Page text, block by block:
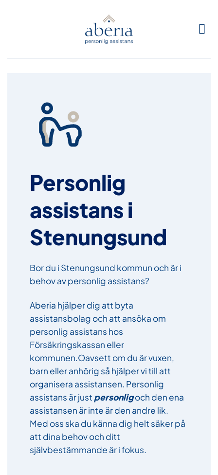
Personlig
assistans i
Stenungsund
Bor du i Stenungsund kommun och är i
behov av personlig assistans?
Aberia hjälper dig att byta
assistansbolag och att ansöka om
personlig assistans hos
Försäkringskassan eller
kommunen.Oavsett om du är vuxen,
barn eller anhörig så hjälper vi till att
organisera assistansen. Personlig
assistans är just personligoch den ena
assistansen är inte är den andre lik.
Med oss ska du känna dig helt säker på
att dina behov och ditt
självbestämmande är i fokus.